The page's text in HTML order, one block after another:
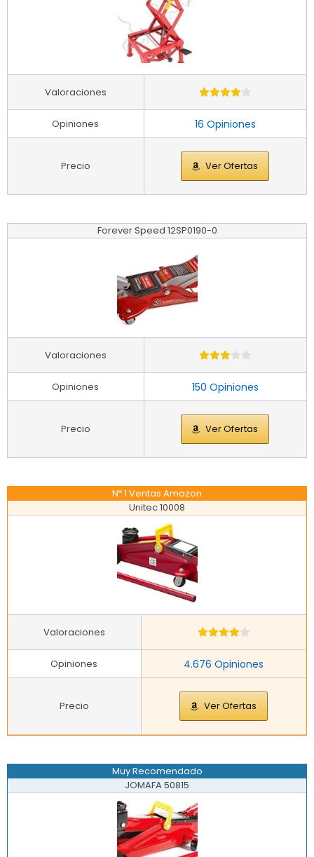
16 Opiniones
Ver Ofertas
Valoraciones
Opiniones
Precio
Forever Speed 12SP0190-0
150 Opiniones
Ver Ofertas
Valoraciones
Opiniones
Precio
Nº 1 Ventas Amazon
Unitec 10008
4.676 Opiniones
Ver Ofertas
Valoraciones
Opiniones
Precio
Muy Recomendado
JOMAFA 50815